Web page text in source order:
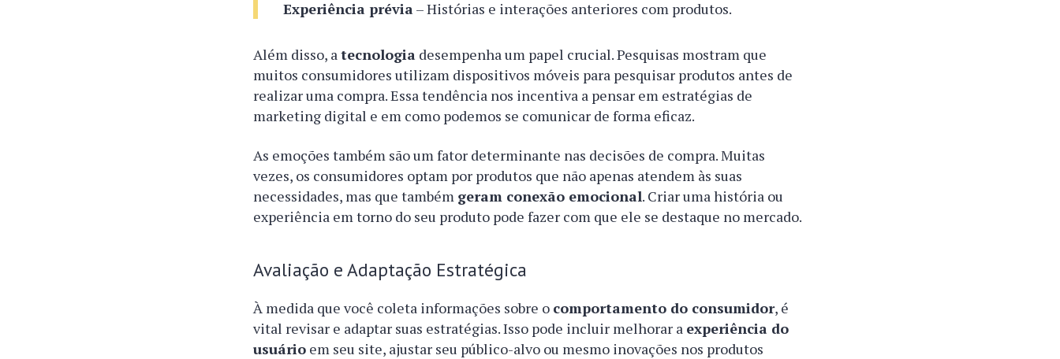
Experiência prévia– Histórias e interações anteriores com produtos.
Além disso, atecnologia desempenha um papel crucial. Pesquisas mostram que
muitos consumidores utilizam dispositivos móveis para pesquisar produtos antes de
realizar uma compra. Essa tendência nos incentiva a pensar em estratégias de
marketing digital e em como podemos se comunicar de forma eficaz.
As emoções também são um fator determinante nas decisões de compra. Muitas
vezes, os consumidores optam por produtos que não apenas atendem às suas
necessidades, mas que também geram conexão emocional. Criar uma história ou
experiência em torno do seu produto pode fazer com que ele se destaque no mercado.
Avaliação e Adaptação Estratégica
À medida que você coleta informações sobre o comportamento do consumidor, é
vital revisar e adaptar suas estratégias. Isso pode incluir melhorar a experiência do
usuário em seu site, ajustar seu público-alvo ou mesmo inovações nos produtos